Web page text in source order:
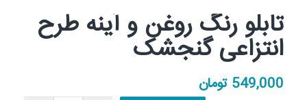
تابلو رنگ روغن و آینه طرح
انتزاعی گنجشک
549,000 تومان